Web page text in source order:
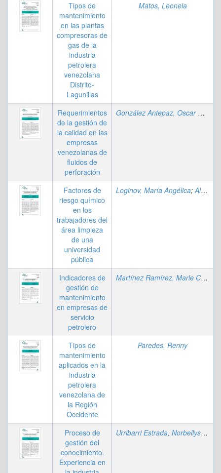
Tipos de
mantenimiento
en las plantas
compresoras de
gas de la
industria
petrolera
venezolana
Distrito-
Lagunillas
Matos, Leonela
Requerimientos
de la gestión de
la calidad en las
empresas
venezolanas de
fluidos de
perforación
González Antepaz, Oscar Miguel
Factores de
riesgo químico
en los
trabajadores del
área limpieza
de una
universidad
pública
Loginov, María Angélica;Alvarado, Yajaira
Indicadores de
gestión de
mantenimiento
en empresas de
servicio
petrolero
Martínez Ramírez, Marle Cecilia
Tipos de
mantenimiento
aplicados en la
industria
petrolera
venezolana de
la Región
Occidente
Paredes, Renny
Proceso de
gestión del
conocimiento.
Experiencia en
Urribarri Estrada, Norbellys Coromoto